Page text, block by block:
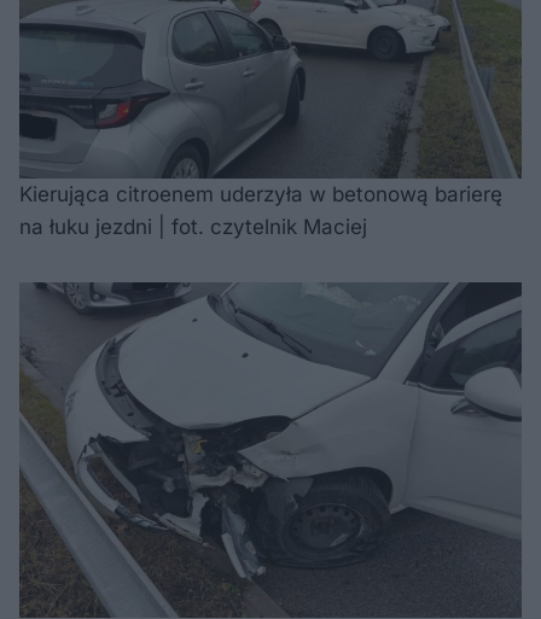
Kierująca citroenem uderzyła w betonową barierę
na łuku jezdni | fot. czytelnik Maciej